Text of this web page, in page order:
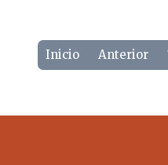
Inicio Anterior